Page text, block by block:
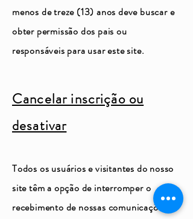
menos de treze (13) anos deve buscar e
obter permissão dos pais ou
responsáveis para usar este site.
Cancelar inscrição ou
desativar
Todos os usuários e visitantes do nosso
site têm a opção de interromper o
recebimento de nossas comunicações